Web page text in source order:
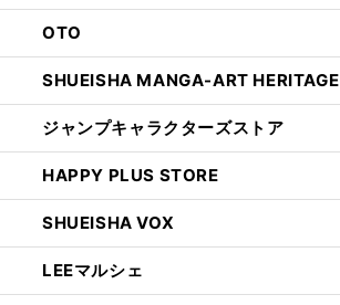
OTO
SHUEISHA MANGA-ART HERITAGE
ジャンプキャラクターズストア
HAPPY PLUS STORE
SHUEISHA VOX
LEEマルシェ